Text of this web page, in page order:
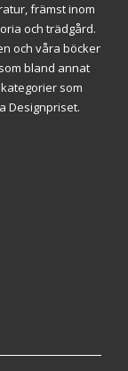
främst inom
och trädgård.
och våra böcker
bland annat
som
Designpriset.